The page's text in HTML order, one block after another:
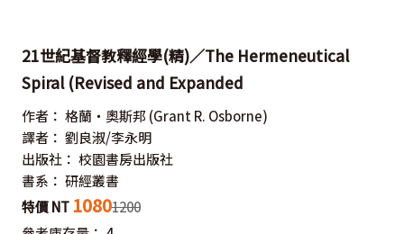
21世紀基督教釋經學(精)／The Hermeneutical
Spiral (Revised and Expanded
作者： 格蘭‧奧斯邦 (Grant R. Osborne)
譯者： 劉良淑/李永明
出版社： 校園書房出版社
書系： 研經叢書
特價 NT 10801200